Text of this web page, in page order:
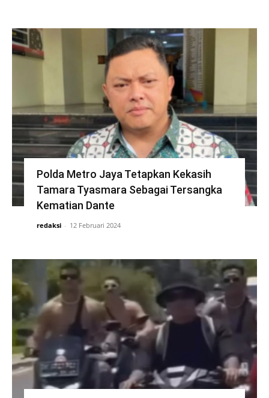
Polda Metro Jaya Tetapkan Kekasih
Tamara Tyasmara Sebagai Tersangka
Kematian Dante
redaksi - 12 Februari 2024